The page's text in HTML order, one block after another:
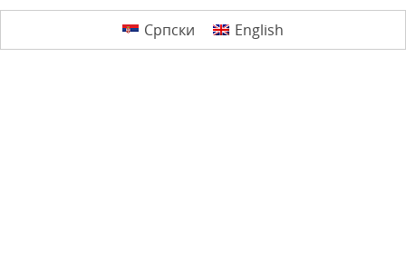
Српски English